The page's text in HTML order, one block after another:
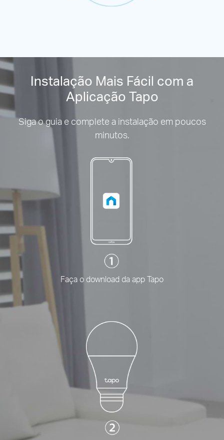
Instalação Mais Fácil com a
Aplicação Tapo
Siga o guia e complete a instalação em poucos
minutos.
Faça o download da app Tapo